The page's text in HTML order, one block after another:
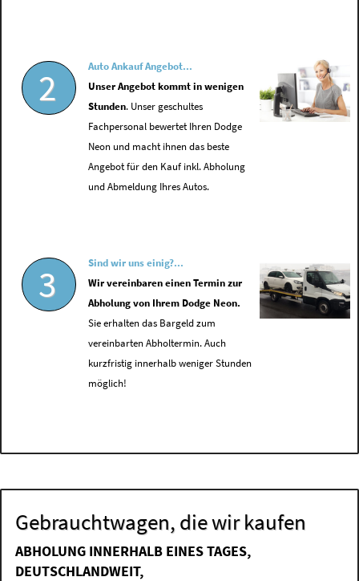
2
Auto Ankauf Angebot...
Unser Angebot kommt in wenigen
Stunden. Unser geschultes
Fachpersonal bewertet Ihren Dodge
Neon und macht ihnen das beste
Angebot für den Kauf inkl. Abholung
und Abmeldung Ihres Autos.
3
Sind wir uns einig?...
Wir vereinbaren einen Termin zur
Abholung von Ihrem Dodge Neon.
Sie erhalten das Bargeld zum
vereinbarten Abholtermin. Auch
kurzfristig innerhalb weniger Stunden
möglich!
Gebrauchtwagen, die wir kaufen
ABHOLUNG INNERHALB EINES TAGES,
DEUTSCHLANDWEIT,